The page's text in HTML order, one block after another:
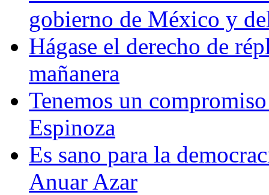
gobierno de México y
Hágase el derecho de
mañanera
Tenemos un
Espinoza
Es sano para la
Anuar Azar